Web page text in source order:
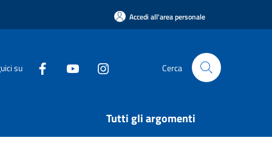
Accedi all'area personale
su Cerca
Tutti gli argomenti